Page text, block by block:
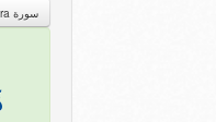
سورة Sura